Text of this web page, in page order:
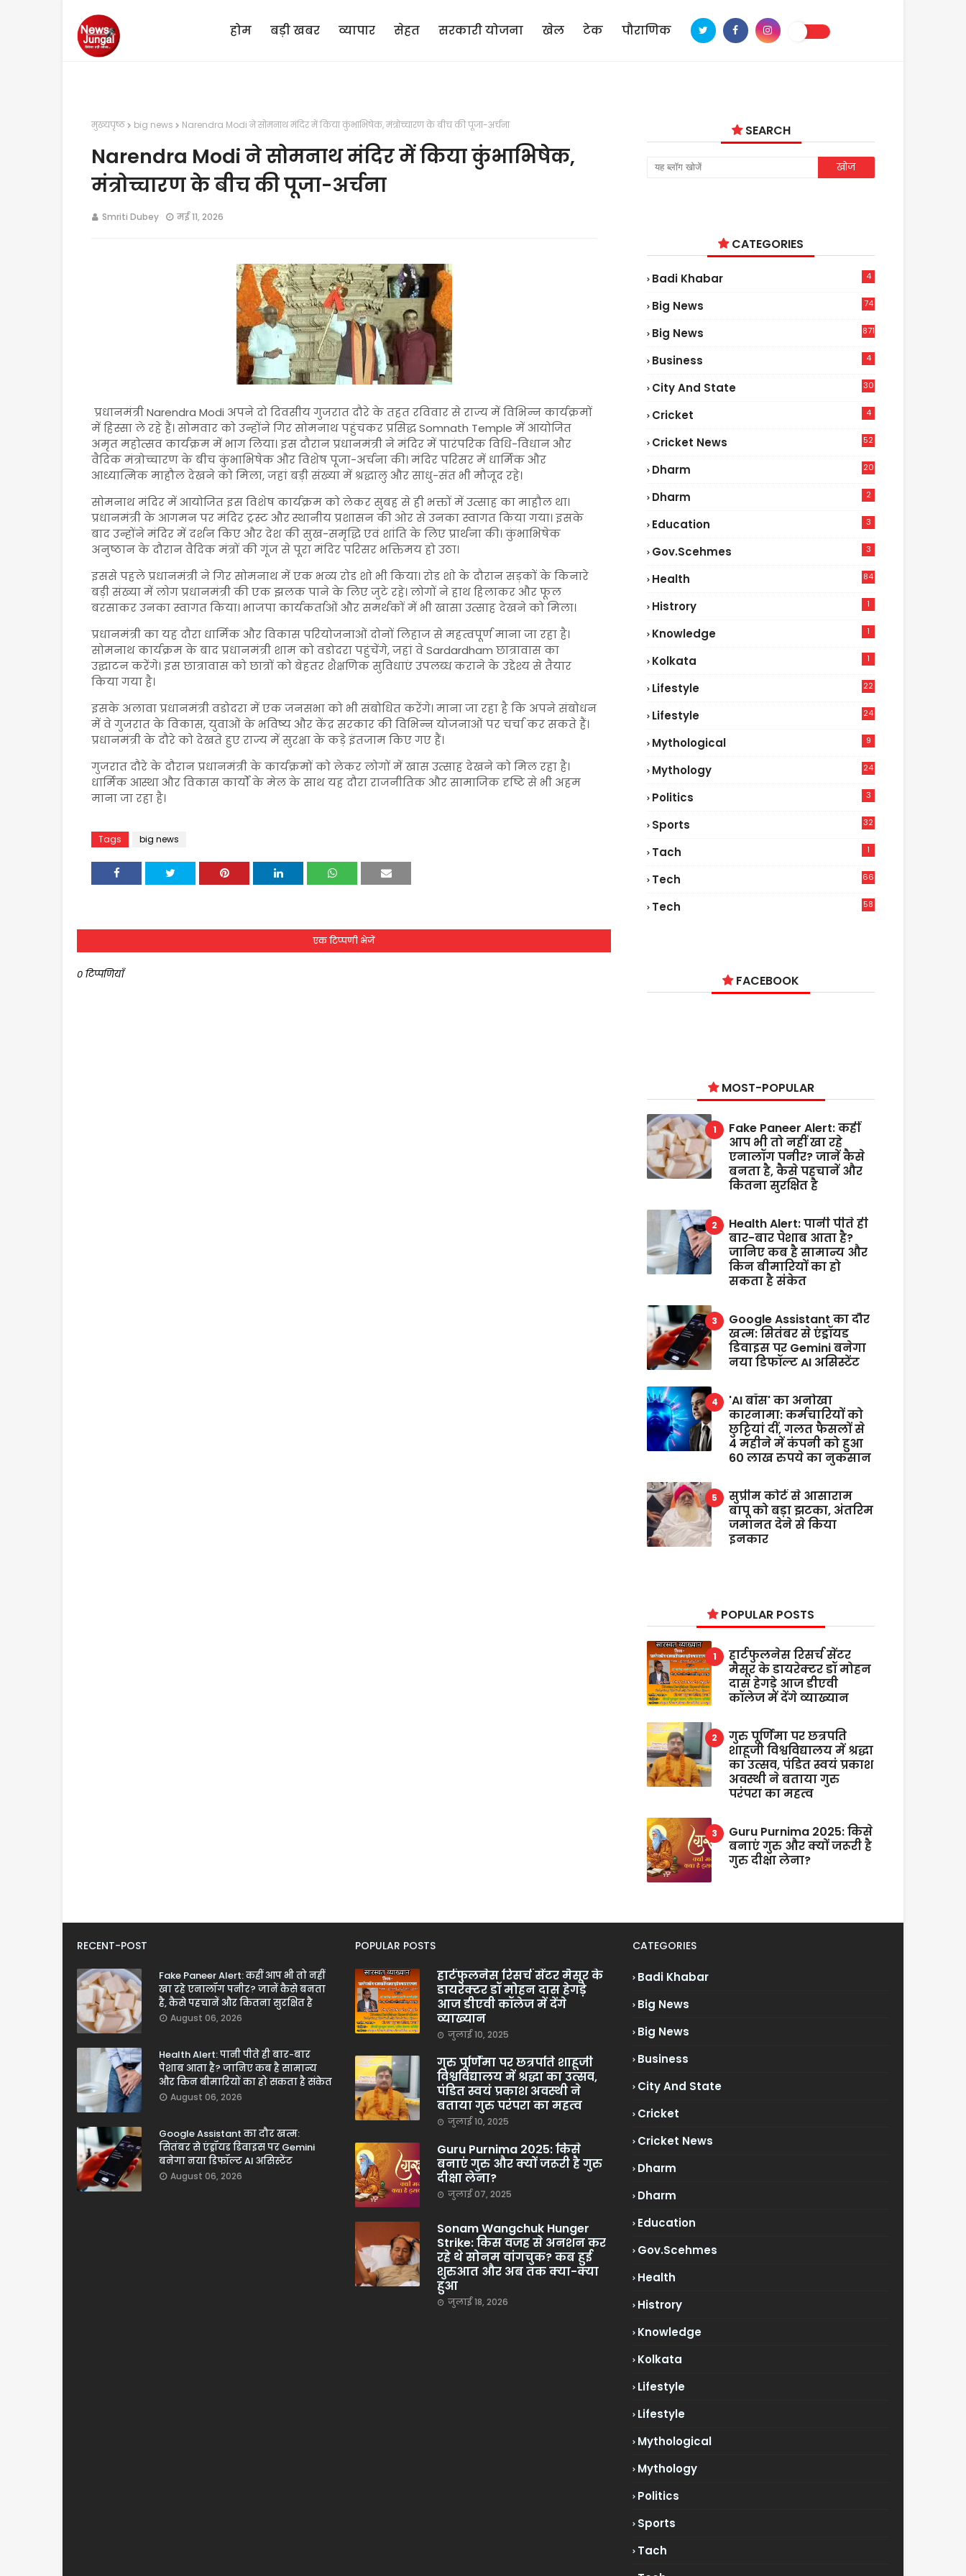
होम बड़ी खबर व्यापार सेहत सरकारी योजना खेल टेक पौराणिक
मुख्यपृष्ठ big news Narendra Modi ने सोमनाथ मंदिर में किया कुंभाभिषेक, मंत्रोच्चारण के बीच की पूजा-अर्चना
Narendra Modi ने सोमनाथ मंदिर में किया कुंभाभिषेक,
मंत्रोच्चारण के बीच की पूजा-अर्चना
Smriti Dubey मई 11, 2026
प्रधानमंत्रीNarendra Modi अपने दो दिवसीय गुजरात दौरे के तहत रविवार से राज्य में विभिन्न कार्यक्रमों
में हिस्सा ले रहे हैं। सोमवार को उन्होंने गिर सोमनाथ पहुंचकर प्रसिद्धSomnath Temple में आयोजित
अमृत महोत्सव कार्यक्रम में भाग लिया। इस दौरान प्रधानमंत्री ने मंदिर में पारंपरिक विधि-विधान और
वैदिक मंत्रोच्चारण के बीच कुंभाभिषेक और विशेष पूजा-अर्चना की। मंदिर परिसर में धार्मिक और
आध्यात्मिक माहौल देखने को मिला, जहां बड़ी संख्या में श्रद्धालु और साधु-संत भी मौजूद रहे।
सोमनाथ मंदिर में आयोजित इस विशेष कार्यक्रम को लेकर सुबह से ही भक्तों में उत्साह का माहौल था।
प्रधानमंत्री के आगमन पर मंदिर ट्रस्ट और स्थानीय प्रशासन की ओर से उनका स्वागत किया गया। इसके
बाद उन्होंने मंदिर में दर्शन किए और देश की सुख-समृद्धि एवं शांति के लिए प्रार्थना की। कुंभाभिषेक
अनुष्ठान के दौरान वैदिक मंत्रों की गूंज से पूरा मंदिर परिसर भक्तिमय हो उठा।
इससे पहले प्रधानमंत्री ने गिर सोमनाथ में एक भव्य रोड शो भी किया। रोड शो के दौरान सड़कों के किनारे
बड़ी संख्या में लोग प्रधानमंत्री की एक झलक पाने के लिए जुटे रहे। लोगों ने हाथ हिलाकर और फूल
बरसाकर उनका स्वागत किया। भाजपा कार्यकर्ताओं और समर्थकों में भी खासा उत्साह देखने को मिला।
प्रधानमंत्री का यह दौरा धार्मिक और विकास परियोजनाओं दोनों लिहाज से महत्वपूर्ण माना जा रहा है।
सोमनाथ कार्यक्रम के बाद प्रधानमंत्री शाम को वडोदरा पहुंचेंगे, जहां वेSardardham छात्रावास का
उद्घाटन करेंगे। इस छात्रावास को छात्रों को बेहतर शैक्षणिक सुविधाएं उपलब्ध कराने के उद्देश्य से तैयार
किया गया है।
इसके अलावा प्रधानमंत्री वडोदरा में एक जनसभा को भी संबोधित करेंगे। माना जा रहा है कि अपने संबोधन
में वे गुजरात के विकास, युवाओं के भविष्य और केंद्र सरकार की विभिन्न योजनाओं पर चर्चा कर सकते हैं।
प्रधानमंत्री के दौरे को देखते हुए राज्य में सुरक्षा के कड़े इंतजाम किए गए हैं।
गुजरात दौरे के दौरान प्रधानमंत्री के कार्यक्रमों को लेकर लोगों में खास उत्साह देखने को मिल रहा है।
धार्मिक आस्था और विकास कार्यों के मेल के साथ यह दौरा राजनीतिक और सामाजिक दृष्टि से भी अहम
माना जा रहा है।
Tags big news
एक टिप्पणी भेजें
0 टिप्पणियाँ
SEARCH
CATEGORIES
Badi Khabar 4
Big News
74
Big News 871
Business 4
City And State 30
Cricket 4
Cricket News
52
Dharm 20
Dharm 2
Education 3
Gov.scehmes 3
Health
84
Histrory 1
Knowledge 1
Kolkata 1
Lifestyle
22
Lifestyle
24
Mythological 9
Mythology 24
Politics 3
Sports 32
Tach 1
Tech
66
Tech
58
FACEBOOK
MOST-POPULAR
Fake Paneer Alert: कहीं
आप भी तो नहीं खा रहे
एनालॉग पनीर? जानें कैसे
बनता है, कैसे पहचानें और
कितना सुरक्षित है
Health Alert: पानी पीते ही
बार-बार पेशाब आता है?
जानिए कब है सामान्य और
किन बीमारियों का हो
सकता है संकेत
Google Assistant का दौर
खत्म: सितंबर से एंड्रॉयड
डिवाइस पर Gemini बनेगा
नया डिफॉल्ट AI असिस्टेंट
'AI बॉस' का अनोखा
कारनामा: कर्मचारियों को
छुट्टियां दीं, गलत फैसलों से
4 महीने में कंपनी को हुआ
60 लाख रुपये का नुकसान
सुप्रीम कोर्ट से आसाराम
बापू को बड़ा झटका, अंतरिम
जमानत देने से किया
इनकार
POPULAR POSTS
हार्टफुलनेस रिसर्च सेंटर
मैसूर के डायरेक्टर डॉ मोहन
दास हेगड़े आज डीएवी
कॉलेज में देंगे व्याख्यान
गुरु पूर्णिमा पर छत्रपति
शाहूजी विश्वविद्यालय में श्रद्धा
का उत्सव, पंडित स्वयं प्रकाश
अवस्थी ने बताया गुरु
परंपरा का महत्व
Guru Purnima 2025: किसे
बनाएं गुरु और क्यों जरूरी है
गुरु दीक्षा लेना?
RECENT-POST
Fake Paneer Alert: कहीं आप भी तो नहीं
खा रहे एनालॉग पनीर? जानें कैसे बनता
है, कैसे पहचानें और कितना सुरक्षित है
August 06, 2026
Health Alert: पानी पीते ही बार-बार
पेशाब आता है? जानिए कब है सामान्य
और किन बीमारियों का हो सकता है संकेत
August 06, 2026
Google Assistant का दौर खत्म:
सितंबर से एंड्रॉयड डिवाइस पर Gemini
बनेगा नया डिफॉल्ट AI असिस्टेंट
August 06, 2026
POPULAR POSTS
हार्टफुलनेस रिसर्च सेंटर मैसूर के
डायरेक्टर डॉ मोहन दास हेगड़े
आज डीएवी कॉलेज में देंगे
व्याख्यान
जुलाई 10, 2025
गुरु पूर्णिमा पर छत्रपति शाहूजी
विश्वविद्यालय में श्रद्धा का उत्सव,
पंडित स्वयं प्रकाश अवस्थी ने
बताया गुरु परंपरा का महत्व
जुलाई 10, 2025
Guru Purnima 2025: किसे
बनाएं गुरु और क्यों जरूरी है गुरु
दीक्षा लेना?
जुलाई 07, 2025
Sonam Wangchuk Hunger
Strike: किस वजह से अनशन कर
रहे थे सोनम वांगचुक? कब हुई
शुरुआत और अब तक क्या-क्या
हुआ
जुलाई 18, 2026
CATEGORIES
Badi Khabar
Big News
Big News
Business
City And State
Cricket
Cricket News
Dharm
Dharm
Education
Gov.scehmes
Health
Histrory
Knowledge
Kolkata
Lifestyle
Lifestyle
Mythological
Mythology
Politics
Sports
Tach